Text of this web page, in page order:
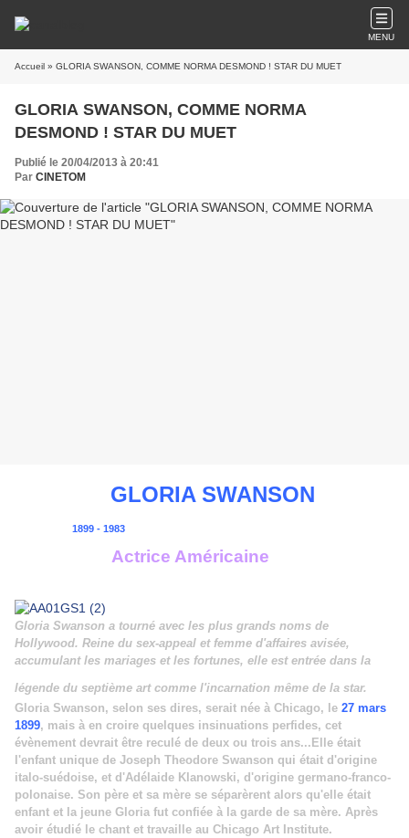
MENU
Accueil » GLORIA SWANSON, COMME NORMA DESMOND ! STAR DU MUET
GLORIA SWANSON, COMME NORMA
DESMOND ! STAR DU MUET
Publié le 20/04/2013 à 20:41
Par CINETOM
GLORIA SWANSON
1899 - 1983
Actrice Américaine
Gloria Swanson a tourné avec les plus grands noms de
Hollywood. Reine du sex-appeal et femme d'affaires avisée,
accumulant les mariages et les fortunes, elle est entrée dans la
légende du septième art comme l'incarnation même de la star.
Gloria Swanson, selon ses dires, serait née à Chicago, le 27 mars
1899, mais à en croire quelques insinuations perfides, cet
évènement devrait être reculé de deux ou trois ans...Elle était
l'enfant unique de Joseph Theodore Swanson qui était d'origine
italo-suédoise, et d'Adélaide Klanowski, d'origine germano-franco-
polonaise. Son père et sa mère se séparèrent alors qu'elle était
enfant et la jeune Gloria fut confiée à la garde de sa mère. Après
avoir étudié le chant et travaille au Chicago Art Institute.